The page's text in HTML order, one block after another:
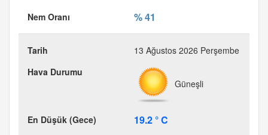
% 41
13 Ağustos 2026 Perşembe
Güneşli
19.2 ° C